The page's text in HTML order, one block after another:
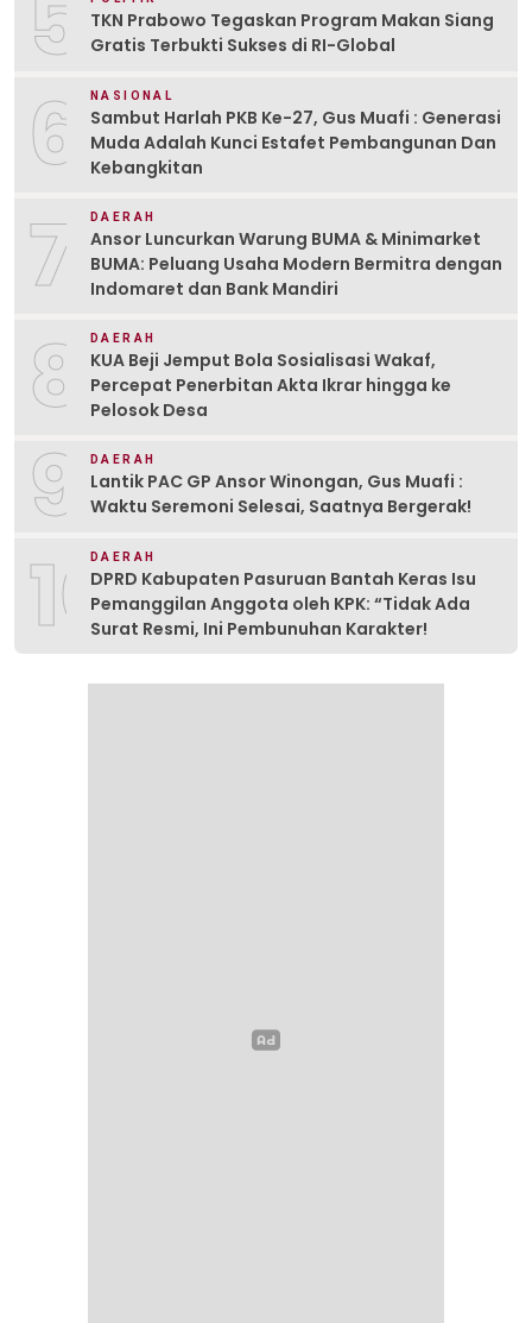
5
TKN Prabowo Tegaskan Program Makan Siang
Gratis Terbukti Sukses di RI-Global
6 NASIONAL
Sambut Harlah PKB Ke-27, Gus Muafi : Generasi
Muda Adalah Kunci Estafet Pembangunan Dan
Kebangkitan
7 DAERAH
Ansor Luncurkan Warung BUMA & Minimarket
BUMA: Peluang Usaha Modern Bermitra dengan
Indomaret dan Bank Mandiri
8 DAERAH
KUA Beji Jemput Bola Sosialisasi Wakaf,
Percepat Penerbitan Akta Ikrar hingga ke
Pelosok Desa
9 DAERAH
Lantik PAC GP Ansor Winongan, Gus Muafi :
Waktu Seremoni Selesai, Saatnya Bergerak!
10DAERAH
DPRD Kabupaten Pasuruan Bantah Keras Isu
Pemanggilan Anggota oleh KPK: “Tidak Ada
Surat Resmi, Ini Pembunuhan Karakter!